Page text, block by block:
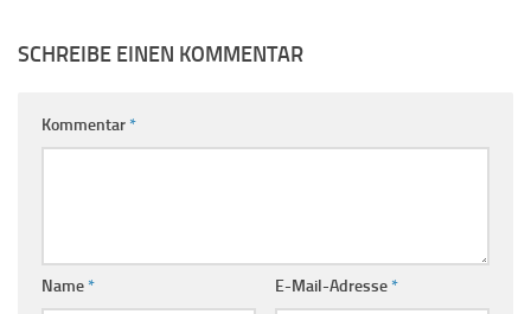
SCHREIBE EINEN KOMMENTAR
Kommentar*
Name* E-Mail-Adresse*